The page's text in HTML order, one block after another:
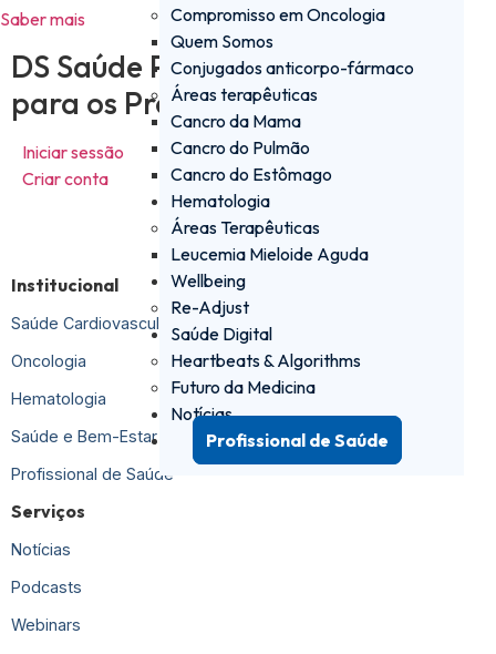
Compromisso em Oncologia
Quem Somos
Conjugados anticorpo-fármaco
Áreas terapêuticas
Cancro da Mama
Cancro do Pulmão
Cancro do Estômago
Hematologia
Áreas Terapêuticas
Leucemia Mieloide Aguda
Wellbeing
Re-Adjust
Saúde Digital
Heartbeats & Algorithms
Futuro da Medicina
Notícias
Profissional de Saúde
Saber mais
DS Saúde PRO - a plataforma
para os Profissionais de Saúde
Iniciar sessão
Criar conta
Institucional
Saúde Cardiovascular
Oncologia
Hematologia
Saúde e Bem-Estar
Profissional de Saúde
Serviços
Notícias
Podcasts
Webinars